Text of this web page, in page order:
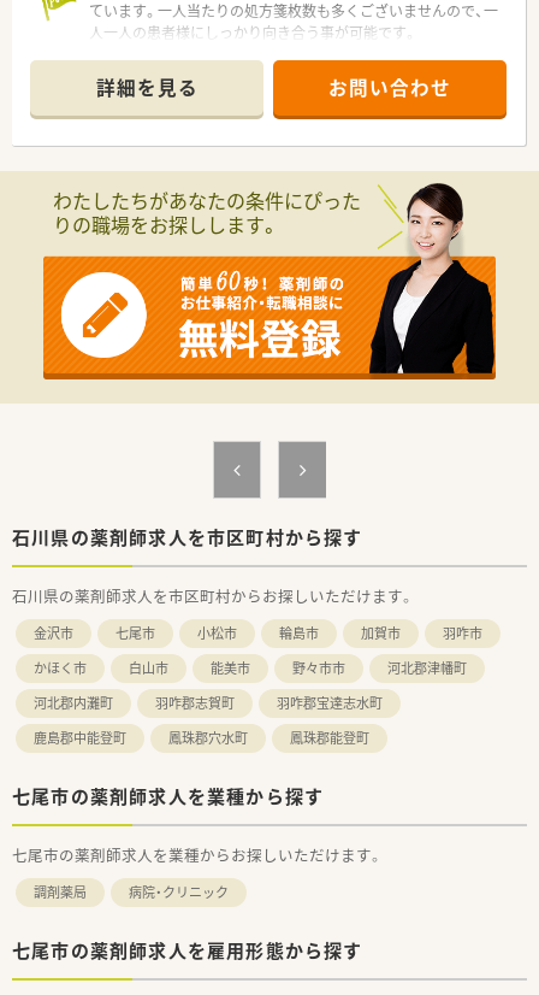
ています。一人当たりの処方箋枚数も多くございませんので、一
人一人の患者様にしっかり向き合う事が可能です。
詳細を見る お問い合わせ
わたしたちがあなたの条件にぴった
りの職場をお探しします。
石川県の薬剤師求人を市区町村から探す
石川県の薬剤師求人を市区町村からお探しいただけます。
金沢市 七尾市 小松市 輪島市 加賀市
羽咋市
かほく市
白山市 能美市 野々市市
河北郡津幡町
河北郡内灘町
羽咋郡志賀町
羽咋郡宝達志水町
鹿島郡中能登町
鳳珠郡穴水町 鳳珠郡能登町
七尾市の薬剤師求人を業種から探す
七尾市の薬剤師求人を業種からお探しいただけます。
調剤薬局 病院・クリニック
七尾市の薬剤師求人を雇用形態から探す